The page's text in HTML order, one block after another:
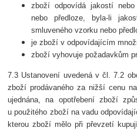
zboží odpovídá jakostí
nebo předloze, byla-li
smluveného vzorku nebo
je zboží v odpovídajícím
zboží vyhovuje požadavkům
7.3 Ustanovení uvedená v čl. 7.2
zboží prodávaného za nižší cenu
ujednána, na opotřebení zboží
u použitého zboží na vadu
kterou zboží mělo při převzetí